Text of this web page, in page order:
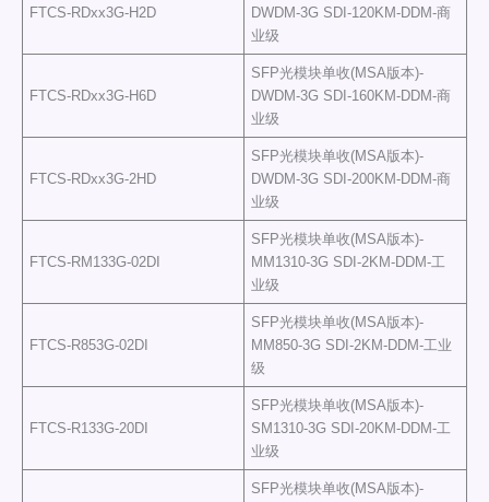
FTCS-RDxx3G-H2D
DWDM-3G SDI-120KM-DDM-商
业级
FTCS-RDxx3G-H6D
SFP光模块单收(MSA版本)-
DWDM-3G SDI-160KM-DDM-商
业级
FTCS-RDxx3G-2HD
SFP光模块单收(MSA版本)-
DWDM-3G SDI-200KM-DDM-商
业级
FTCS-RM133G-02DI
SFP光模块单收(MSA版本)-
MM1310-3G SDI-2KM-DDM-工
业级
FTCS-R853G-02DI
SFP光模块单收(MSA版本)-
MM850-3G SDI-2KM-DDM-工业
级
FTCS-R133G-20DI
SFP光模块单收(MSA版本)-
SM1310-3G SDI-20KM-DDM-工
业级
SFP光模块单收(MSA版本)-